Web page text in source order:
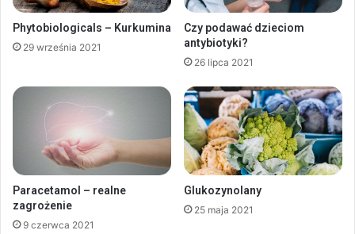
Phytobiologicals – Kurkumina
29 września 2021
Czy podawać dzieciom
antybiotyki?
26 lipca 2021
Paracetamol – realne
zagrożenie
9 czerwca 2021
Glukozynolany
25 maja 2021